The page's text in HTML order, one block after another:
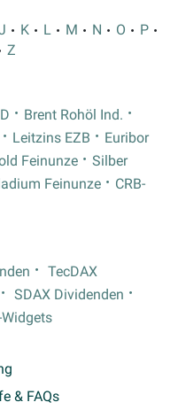
K L M N O
P
Z
Brent Rohöl Ind.
Leitzins EZB
Euribor
Feinunze
Silber
Feinunze
CRB-
TecDAX
SDAX Dividenden
& FAQs